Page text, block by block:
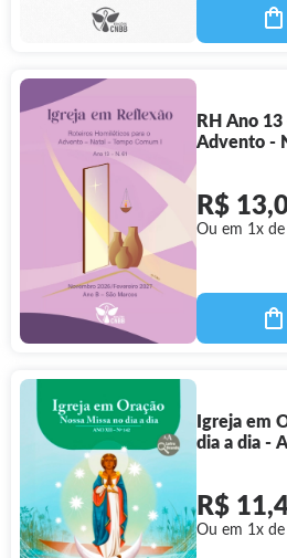
RH Ano
Advento -
R$
Ou em 1x
Igreja em
dia a dia -
R$
Ou em 1x